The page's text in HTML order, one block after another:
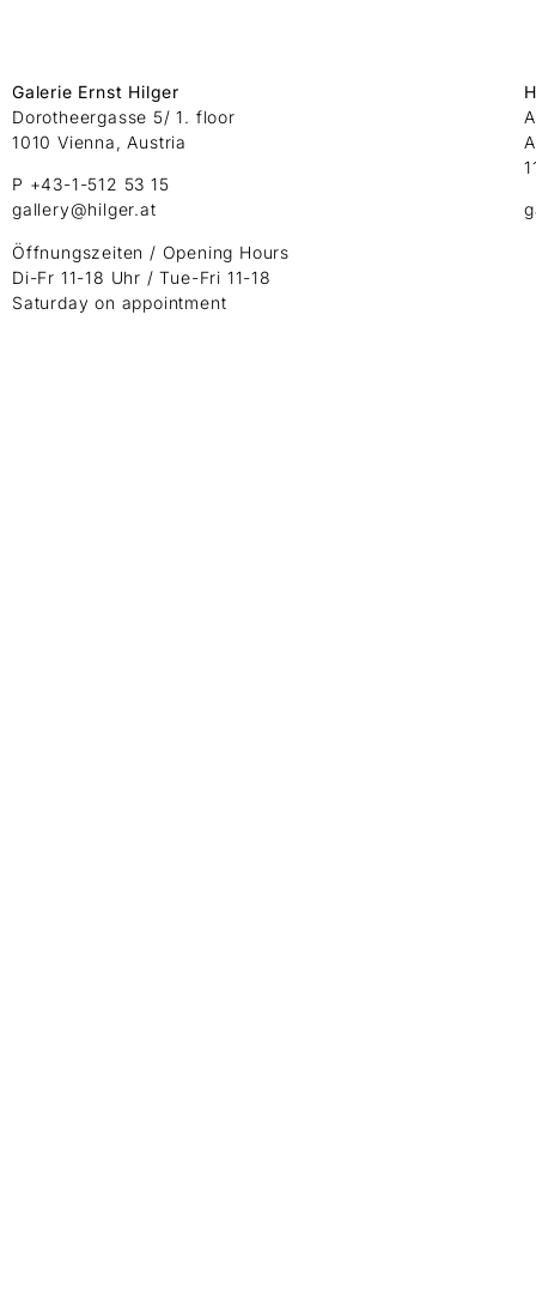
Galerie Ernst Hilger
Dorotheergasse 5/ 1. floor
1010 Vienna, Austria
P +43-1-512 53 15
gallery@hilger.at
Öffnungszeiten / Opening Hours
Di-Fr 11-18 Uhr / Tue-Fri 11-18
Saturday on appointment